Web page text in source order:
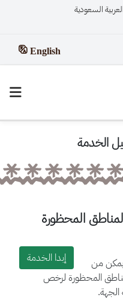
السعودية
English
الخدمة
المحظورة
إبدا الخدمة
يمكن من
المحظورة لرخص